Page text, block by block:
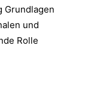
Grundlagen
und
Rolle